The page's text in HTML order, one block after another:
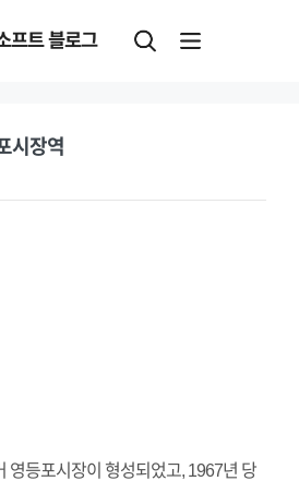
프트 블로그
시장역
영등포시장이 형성되었고, 1967년 당